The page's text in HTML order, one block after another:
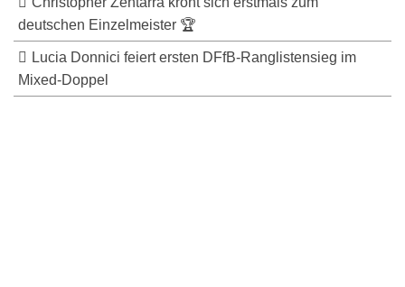
deutschen Einzelmeister 🏆
Lucia Donnici feiert ersten DFfB-Ranglistensieg im
Mixed-Doppel